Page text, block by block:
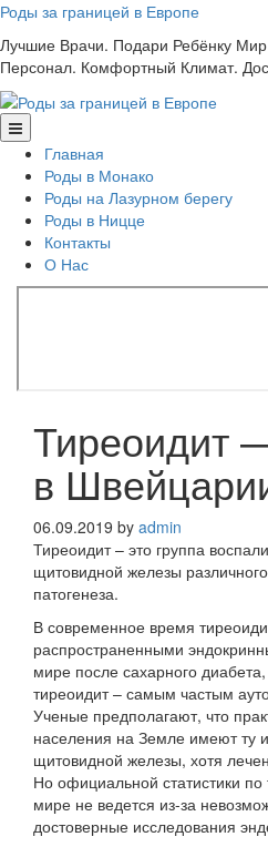
Skip
content
Роды за границей в Европе
Лучшие Врачи. Подари Ребёнку
Персонал. Комфортный Климат.
Главная
Роды в Монако
Роды на Лазурном берегу
Роды в Ницце
Контакты
О Нас
Тиреоидит
в
06.09.2019 by admin
Тиреоидит – это группа
щитовидной железы
патогенеза.
В современное время
распространенными
мире после сахарного
тиреоидит – самым частым
Ученые предполагают, что
населения на Земле имеют ту
щитовидной железы, хотя
Но официальной статистики
мире не ведется из-за
достоверные исследования